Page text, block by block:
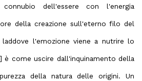
dell'essere con l'energia
della creazione sull'eterno filo del
laddove l'emozione viene a nutrire lo
è come uscire dall'inquinamento della
della natura delle origini. Un